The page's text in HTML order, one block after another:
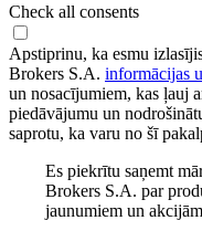
Check all consents
Apstiprinu, ka esmu
Brokers S.A. informācijas
un nosacījumiem, kas ļauj
piedāvājumu un
saprotu, ka varu no šī
Es piekrītu saņemt
Brokers S.A. par
jaunumiem un